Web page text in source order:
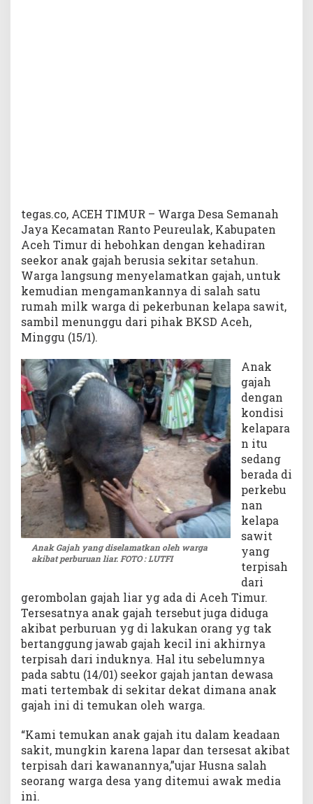
tegas.co, ACEH TIMUR – Warga Desa Semanah
Jaya Kecamatan Ranto Peureulak, Kabupaten
Aceh Timur di hebohkan dengan kehadiran
seekor anak gajah berusia sekitar setahun.
Warga langsung menyelamatkan gajah, untuk
kemudian mengamankannya di salah satu
rumah milk warga di pekerbunan kelapa sawit,
sambil menunggu dari pihak BKSD Aceh,
Minggu (15/1).
Anak Gajah yang diselamatkan oleh warga
akibat perburuan liar. FOTO : LUTFI
Anak
gajah
dengan
kondisi
kelapara
n itu
sedang
berada di
perkebu
nan
kelapa
sawit
yang
terpisah
dari
gerombolan gajah liar yg ada di Aceh Timur.
Tersesatnya anak gajah tersebut juga diduga
akibat perburuan yg di lakukan orang yg tak
bertanggung jawab gajah kecil ini akhirnya
terpisah dari induknya. Hal itu sebelumnya
pada sabtu (14/01) seekor gajah jantan dewasa
mati tertembak di sekitar dekat dimana anak
gajah ini di temukan oleh warga.
“Kami temukan anak gajah itu dalam keadaan
sakit, mungkin karena lapar dan tersesat akibat
terpisah dari kawanannya,”ujar Husna salah
seorang warga desa yang ditemui awak media
ini.